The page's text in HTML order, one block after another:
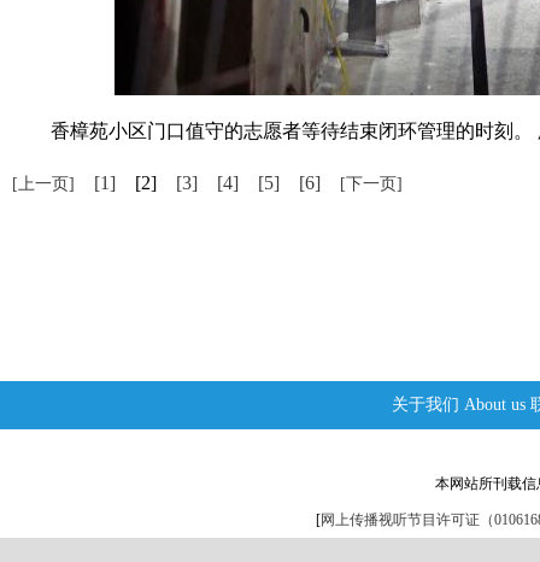
香樟苑小区门口值守的志愿者等待结束闭环管理的时刻。
[上一页] [1] [2] [3] [4] [5] [6] [下一页]
关于我们 About us
本网站所刊载
[网上传播视听节目许可证（